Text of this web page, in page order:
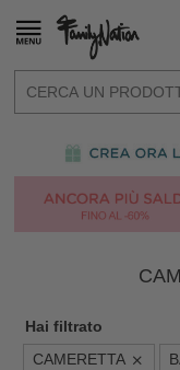
Hai filtrato
CAMERETTA